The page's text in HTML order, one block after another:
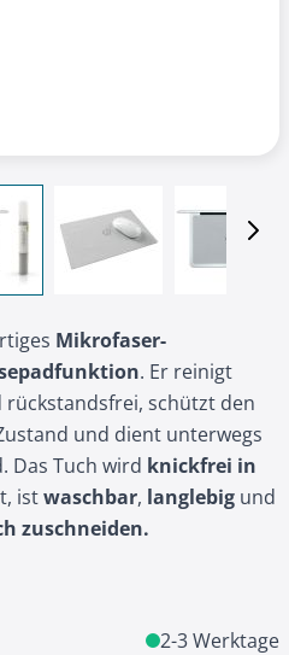
View larger image
Mikrofaser-
. Er reinigt
schützt den
und dient unterwegs
Das Tuch wird knickfrei in
istwaschbar, langlebig und
zuschneiden.
2-3 Werktage